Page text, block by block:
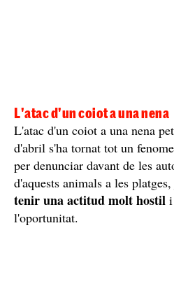
L'atac d'un coiot a una nena
L'atac d'un coiot a una nena
d'abril s'ha tornat tot un
per denunciar davant de les
d'aquests animals a les
tenir una actitud molt hostil i
l'oportunitat.